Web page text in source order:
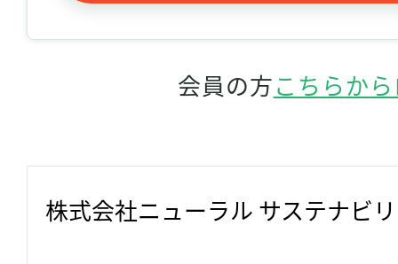
会員の方こちらか
株式会社ニューラル サステナビ